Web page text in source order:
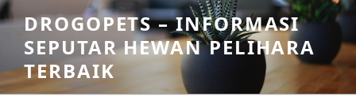
Skip
to
content
DROGOPETS – INFORMASI
SEPUTAR HEWAN PELIHARA
TERBAIK